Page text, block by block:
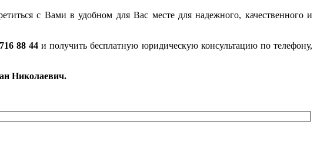
с Вами в удобном для Вас месте для надежного, качественного и
88 44и получить бесплатную юридическую консультацию по телефону,
Николаевич.